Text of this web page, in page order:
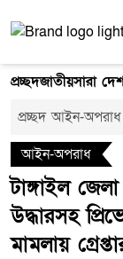
প্রচ্ছদজাতীয়সারা
প্রচ্ছদ আইন-অপরাধ
আইন-অপরাধ
টাঙ্গাইল
উদ্ধারসহ
মামলায়